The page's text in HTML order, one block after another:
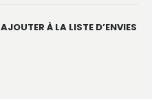
AJOUTER À LA LISTE D’ENVIES